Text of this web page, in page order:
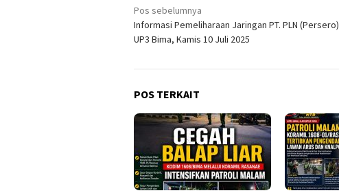
Navigasi
pos
Pos sebelumnya
Informasi Pemeliharaan Jaringan PT. PLN (Persero)
UP3 Bima, Kamis 10 Juli 2025
POS TERKAIT